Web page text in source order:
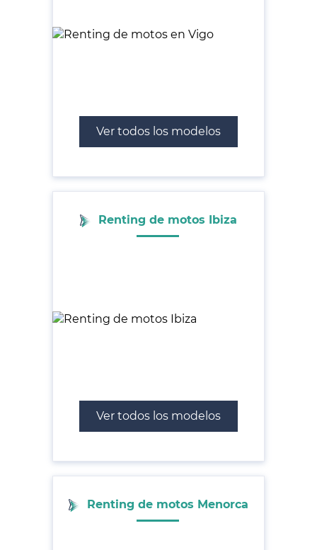
Ver todos los modelos
Renting de motos Ibiza
Ver todos los modelos
Renting de motos Menorca